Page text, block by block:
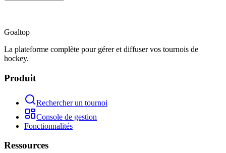
Goaltop
La plateforme complète pour gérer et diffuser vos tournois de
hockey.
Produit
Rechercher un tournoi
Console de gestion
Fonctionnalités
Ressources